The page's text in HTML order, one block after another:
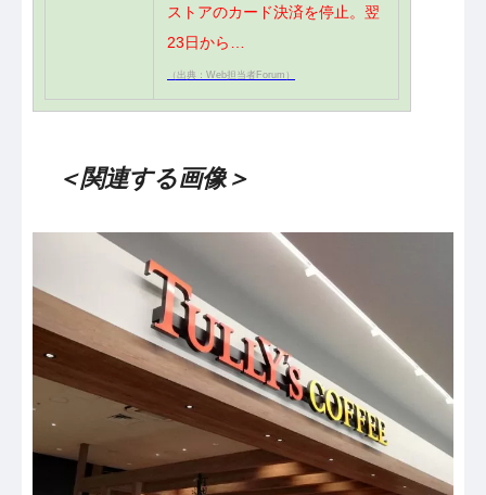
ストアのカード決済を停止。翌
23日から…
（出典：Web担当者Forum）
＜関連する画像＞